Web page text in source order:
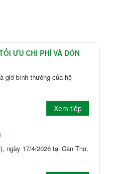
ƯU CHI PHÍ VÀ ĐÓN
giờ bình thường của hệ
Xem tiếp
17/4/2026 tại Cần Thơ,